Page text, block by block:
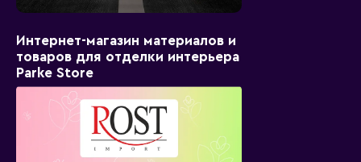
Интернет-магазин материалов и
товаров для отделки интерьера
Parke Store